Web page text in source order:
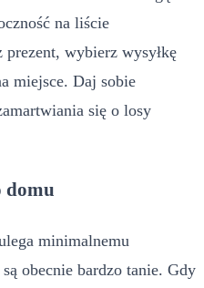
na liście
prezent, wybierz wysyłkę
miejsce. Daj sobie
się o losy
domu
minimalnemu
obecnie bardzo tanie. Gdy